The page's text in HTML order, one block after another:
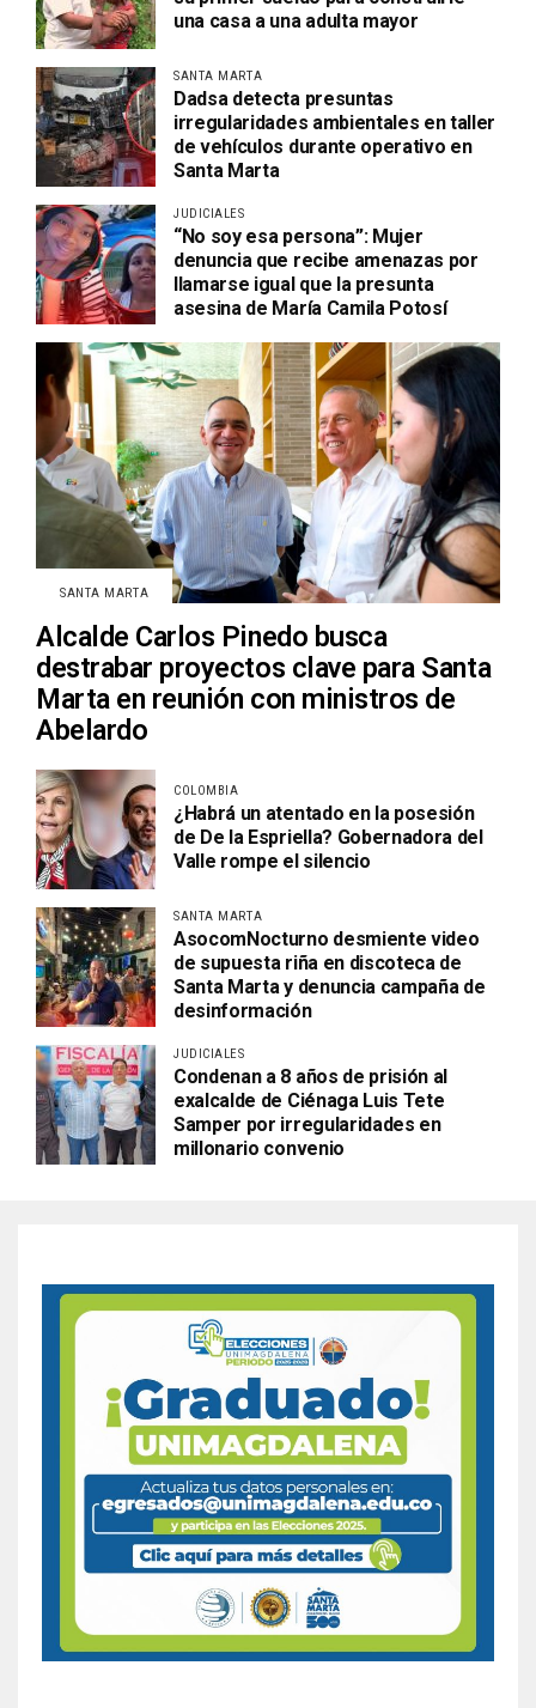
una casa a una adulta mayor
SANTA MARTA
Dadsa detecta presuntas
irregularidades ambientales en taller
de vehículos durante operativo en
Santa Marta
JUDICIALES
“No soy esa persona”: Mujer
denuncia que recibe amenazas por
llamarse igual que la presunta
asesina de María Camila Potosí
SANTA MARTA
Alcalde Carlos Pinedo busca
destrabar proyectos clave para Santa
Marta en reunión con ministros de
Abelardo
COLOMBIA
¿Habrá un atentado en la posesión
de De la Espriella? Gobernadora del
Valle rompe el silencio
SANTA MARTA
AsocomNocturno desmiente video
de supuesta riña en discoteca de
Santa Marta y denuncia campaña de
desinformación
JUDICIALES
Condenan a 8 años de prisión al
exalcalde de Ciénaga Luis Tete
Samper por irregularidades en
millonario convenio